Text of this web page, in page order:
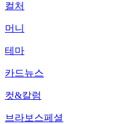
컬처
머니
테마
카드뉴스
컷&칼럼
브라보스페셜